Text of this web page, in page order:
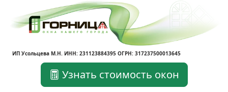
ИП Усольцева М.Н. ИНН: 231123884395 ОГРН: 317237500013645
Узнать стоимость окон